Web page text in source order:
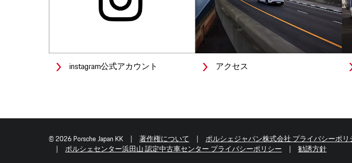
instagram公式アカウント アクセス
© 2026 Porsche Japan KK 著作権について
ポルシェジャパン株式会社 プライバシーポリ
ポルシェセンター浜田山 認定中古車センター プライバシーポリシー
勧誘方針